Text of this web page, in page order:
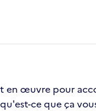
en œuvre pour
ce que ça